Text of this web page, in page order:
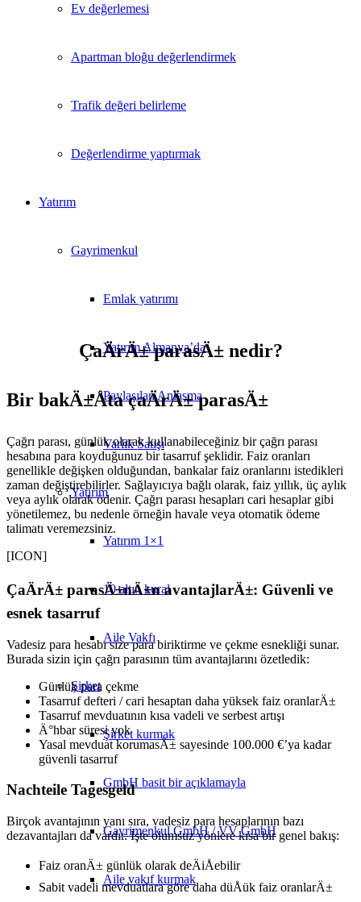
Ev değerlemesi
Apartman bloğu değerlendirmek
Trafik değeri belirleme
Değerlendirme yaptırmak
Yatırım
Gayrimenkul
Emlak yatırımı
Yatırım Almanya’da
Paylaşılan Anlaşma
Varlık Satışı
Yatırım
Yatırım 1×1
10 altın kural
Aile Vakfı
Şirket
Şirket kurmak
GmbH basit bir açıklamayla
Gayrimenkul GmbH / VV GmbH
Aile vakıf kurmak
ÇaÄrÄ± parasÄ± nedir?
Bir bakÄ±Åta çaÄrÄ± parasÄ±
Çağrı parası, günlük olarak kullanabileceğiniz bir çağrı parası
hesabına para koyduğunuz bir tasarruf şeklidir. Faiz oranları
genellikle değişken olduğundan, bankalar faiz oranlarını istedikleri
zaman değiştirebilirler. Sağlayıcıya bağlı olarak, faiz yıllık, üç aylık
veya aylık olarak ödenir. Çağrı parası hesapları cari hesaplar gibi
yönetilemez, bu nedenle örneğin havale veya otomatik ödeme
talimatı veremezsiniz.
[ICON]
ÇaÄrÄ± parasÄ±nÄ±n avantajlarÄ±: Güvenli ve
esnek tasarruf
Vadesiz para hesabı size para biriktirme ve çekme esnekliği sunar.
Burada sizin için çağrı parasının tüm avantajlarını özetledik:
Günlük para çekme
Tasarruf defteri / cari hesaptan daha yüksek faiz oranlarÄ±
Tasarruf mevduatının kısa vadeli ve serbest artışı
Ä°hbar süresi yok
Yasal mevduat korumasÄ± sayesinde 100.000 €’ya kadar
güvenli tasarruf
Nachteile Tagesgeld
Birçok avantajının yanı sıra, vadesiz para hesaplarının bazı
dezavantajları da vardır. İşte olumsuz yönlere kısa bir genel bakış:
Faiz oranÄ± günlük olarak deÄiÅebilir
Sabit vadeli mevduatlara göre daha düÅük faiz oranlarÄ±